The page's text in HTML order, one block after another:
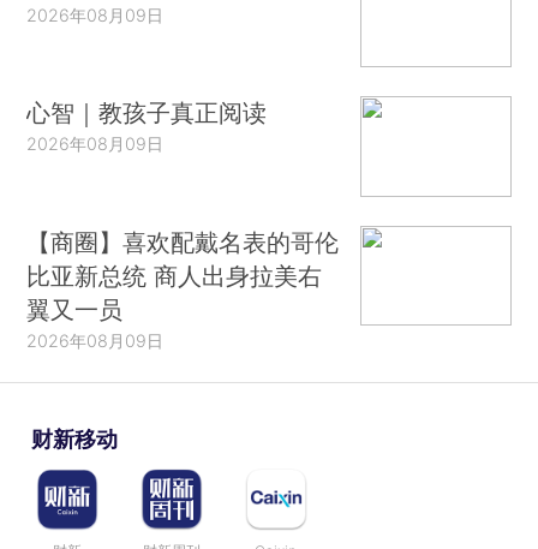
2026年08月09日
心智｜教孩子真正阅读
2026年08月09日
【商圈】喜欢配戴名表的哥伦
比亚新总统 商人出身拉美右
翼又一员
2026年08月09日
财新移动